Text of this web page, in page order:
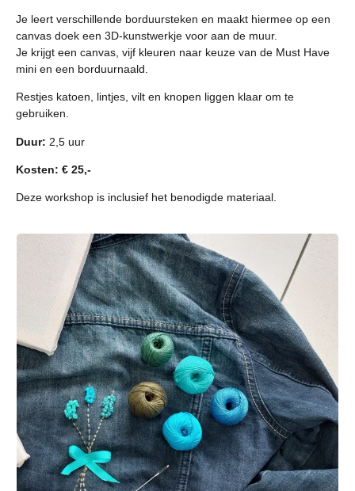
Je leert verschillende borduursteken en maakt hiermee op een
canvas doek een 3D-kunstwerkje voor aan de muur.
Je krijgt een canvas, vijf kleuren naar keuze van de Must Have
mini en een borduurnaald.
Restjes katoen, lintjes, vilt en knopen liggen klaar om te
gebruiken.
Duur: 2,5 uur
Kosten: € 25,-
Deze workshop is inclusief het benodigde materiaal.